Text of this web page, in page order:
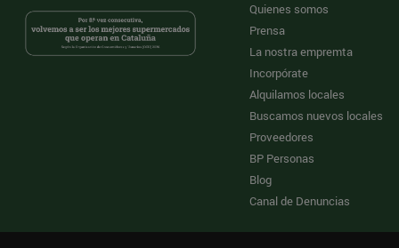
Quienes somos
Prensa
La nostra empremta
Incorpórate
Alquilamos locales
Buscamos nuevos locales
Proveedores
BP Personas
Blog
Canal de Denuncias